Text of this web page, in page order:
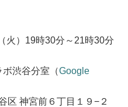
火）19時30分～21時30分
渋谷分室（Google
区 神宮前６丁目１９−２